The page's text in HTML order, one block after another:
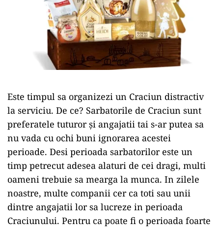
Este timpul sa organizezi un Craciun distractiv
la serviciu. De ce? Sarbatorile de Craciun sunt
preferatele tuturor și angajatii tai s-ar putea sa
nu vada cu ochi buni ignorarea acestei
perioade. Desi perioada sarbatorilor este un
timp petrecut adesea alaturi de cei dragi, multi
oameni trebuie sa mearga la munca. In zilele
noastre, multe companii cer ca toti sau unii
dintre angajatii lor sa lucreze in perioada
Craciunului. Pentru ca poate fi o perioada foarte